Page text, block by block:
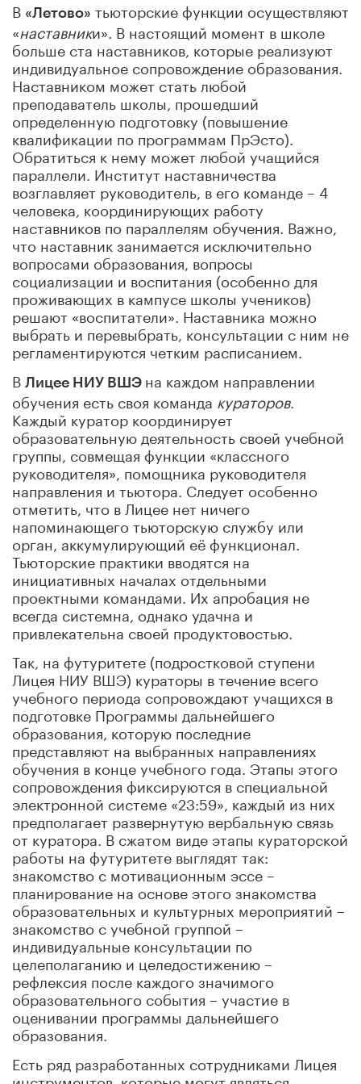
В «Летово» тьюторские функции осуществляют
«наставники». В настоящий момент в школе
больше ста наставников, которые реализуют
индивидуальное сопровождение образования.
Наставником может стать любой
преподаватель школы, прошедший
определенную подготовку (повышение
квалификации по программам ПрЭсто).
Обратиться к нему может любой учащийся
параллели. Институт наставничества
возглавляет руководитель, в его команде – 4
человека, координирующих работу
наставников по параллелям обучения. Важно,
что наставник занимается исключительно
вопросами образования, вопросы
социализации и воспитания (особенно для
проживающих в кампусе школы учеников)
решают «воспитатели». Наставника можно
выбрать и перевыбрать, консультации с ним не
регламентируются четким расписанием.
В Лицее НИУ ВШЭ на каждом направлении
обучения есть своя команда кураторов.
Каждый куратор координирует
образовательную деятельность своей учебной
группы, совмещая функции «классного
руководителя», помощника руководителя
направления и тьютора. Следует особенно
отметить, что в Лицее нет ничего
напоминающего тьюторскую службу или
орган, аккумулирующий её функционал.
Тьюторские практики вводятся на
инициативных началах отдельными
проектными командами. Их апробация не
всегда системна, однако удачна и
привлекательна своей продуктовостью.
Так, на футуритете (подростковой ступени
Лицея НИУ ВШЭ) кураторы в течение всего
учебного периода сопровождают учащихся в
подготовке Программы дальнейшего
образования, которую последние
представляют на выбранных направлениях
обучения в конце учебного года. Этапы этого
сопровождения фиксируются в специальной
электронной системе «23:59», каждый из них
предполагает развернутую вербальную связь
от куратора. В сжатом виде этапы кураторской
работы на футуритете выглядят так:
знакомство с мотивационным эссе –
планирование на основе этого знакомства
образовательных и культурных мероприятий –
знакомство с учебной группой –
индивидуальные консультации по
целеполаганию и целедостижению –
рефлексия после каждого значимого
образовательного события – участие в
оценивании программы дальнейшего
образования.
Есть ряд разработанных сотрудниками Лицея